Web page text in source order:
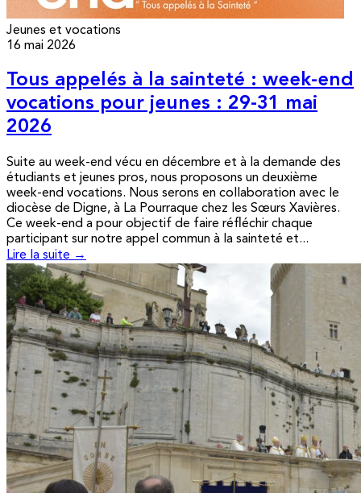
Jeunes et vocations
16 mai 2026
Tous appelés à la sainteté : week-end
vocations pour jeunes : 29-31 mai
2026
Suite au week-end vécu en décembre et à la demande des
étudiants et jeunes pros, nous proposons un deuxième
week-end vocations. Nous serons en collaboration avec le
diocèse de Digne, à La Pourraque chez les Sœurs Xavières.
Ce week-end a pour objectif de faire réfléchir chaque
participant sur notre appel commun à la sainteté et...
Lire la suite →